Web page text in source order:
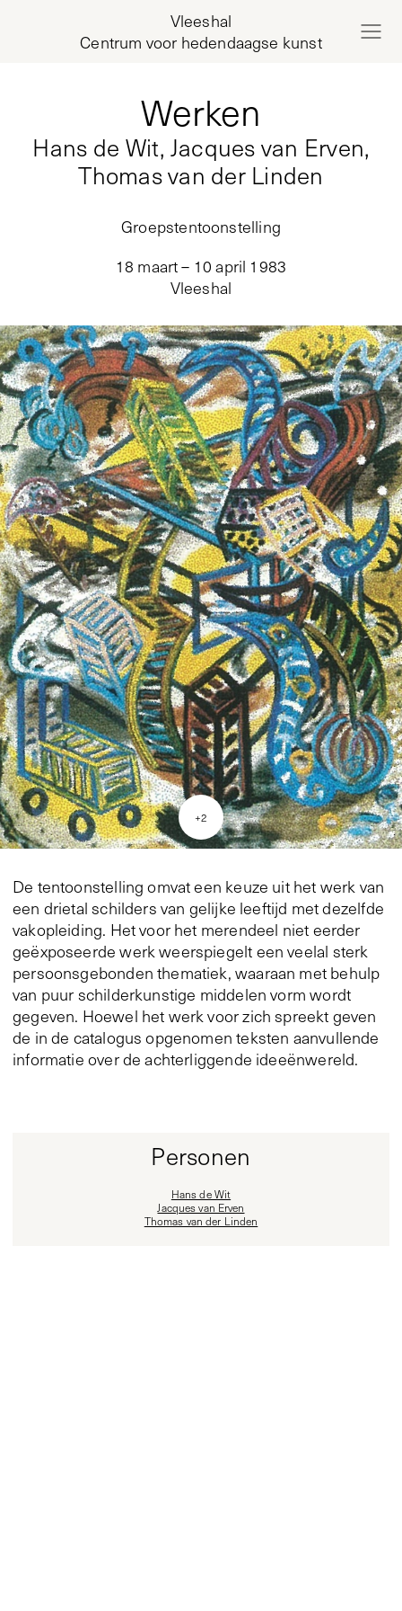
Vleeshal
Centrum voor hedendaagse kunst
Werken
Hans de Wit, Jacques van Erven,
Thomas van der Linden
Groepstentoonstelling
18 maart – 10 april 1983
Vleeshal
+2
De tentoonstelling omvat een keuze uit het werk van
een drietal schilders van gelijke leeftijd met dezelfde
vakopleiding. Het voor het merendeel niet eerder
geëxposeerde werk weerspiegelt een veelal sterk
persoonsgebonden thematiek, waaraan met behulp
van puur schilderkunstige middelen vorm wordt
gegeven. Hoewel het werk voor zich spreekt geven
de in de catalogus opgenomen teksten aanvullende
informatie over de achterliggende ideeënwereld.
Personen
Hans de Wit
Jacques van Erven
Thomas van der Linden